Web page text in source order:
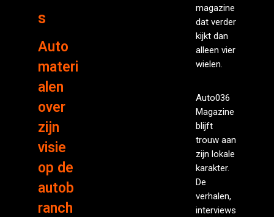
s
Auto
materi
alen
over
zijn
visie
op de
autob
ranch
magazine
dat verder
kijkt dan
alleen vier
wielen.
Auto036
Magazine
blijft
trouw aan
zijn lokale
karakter.
De
verhalen,
interviews